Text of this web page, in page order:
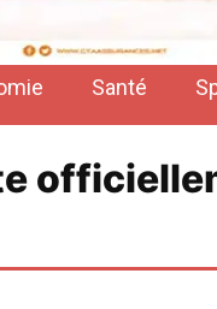
Santé